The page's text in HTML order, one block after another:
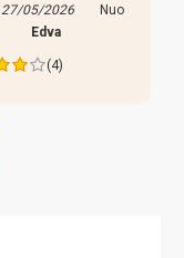
27/05/2026
Nuo
Edva
(4)